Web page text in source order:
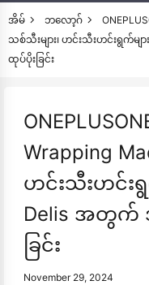
အိမ် ဘလော့ဂ်
သစ်သီးများ၊ ဟင်းသီးဟင်းရွက်မ
ထုပ်ပိုးခြင်း
Wrapping
ဟင်းသီးဟင်းရွ
Delis အတွက်
ခြင်း
November 29, 2024